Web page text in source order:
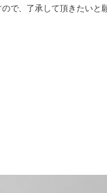
で、了承して頂きたいと